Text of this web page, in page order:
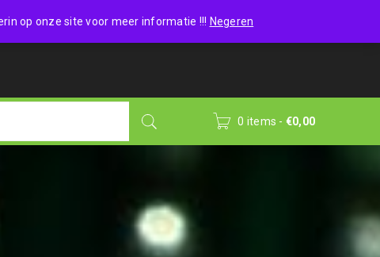
op onze site voor meer informatie !!! Negeren
Wishlist (0)
0 items - €0,00